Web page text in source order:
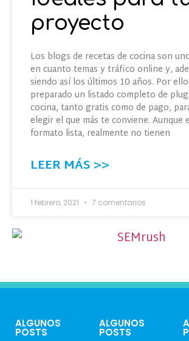
proyecto
Los blogs de recetas de cocina son
en cuanto temas y tráfico online y,
siendo así los últimos 10 años. Por
preparado un listado completo de
cocina, tanto gratis como de pago,
elegir el que más te conviene. Aunque
formato lista, realmente no tienen
LEER MÁS >>
1 febrero, 2021 7 comentarios
ALGUNOS
POSTS
ALGUNOS
POSTS